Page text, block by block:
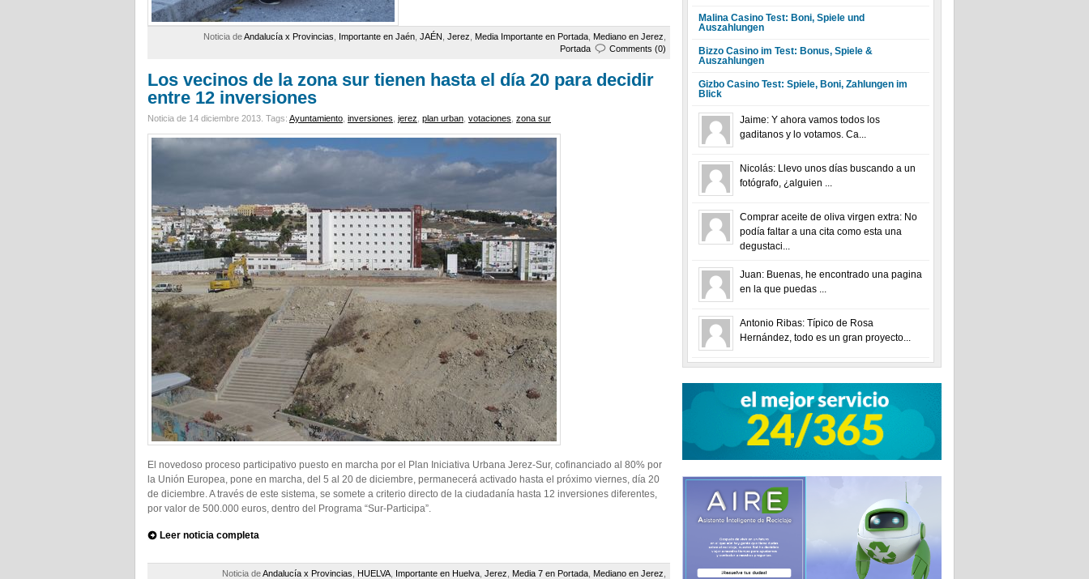
Noticia deAndalucía x Provincias Importante en Jaén JAÉN Jerez Media Importante en Portada Mediano en Jerez
Portada
Comments (0)
Los vecinos de la zona sur tienen hasta el día 20 para decidir
entre 12 inversiones
Noticia de 14 diciembre 2013. Tags: Ayuntamiento inversiones jerez plan urban votaciones zona sur
El novedoso proceso participativo puesto en marcha por el Plan Iniciativa Urbana Jerez-Sur, cofinanciado al 80% por
la Unión Europea, pone en marcha, del 5 al 20 de diciembre, permanecerá activado hasta el próximo viernes, día 20
de diciembre. A través de este sistema, se somete a criterio directo de la ciudadanía hasta 12 inversiones diferentes,
por valor de 500.000 euros, dentro del Programa “Sur-Participa”.
Leer noticia completa
Noticia deAndalucía x Provincias HUELVA Importante en Huelva Jerez Media 7 en Portada Mediano en Jerez
Malina Casino Test: Boni, Spiele und
Auszahlungen
Bizzo Casino im Test: Bonus, Spiele &
Auszahlungen
Gizbo Casino Test: Spiele, Boni, Zahlungen im
Blick
Jaime: Y ahora vamos todos los
gaditanos y lo votamos. Ca...
Nicolás: Llevo unos días buscando a un
fotógrafo, ¿alguien ...
Comprar aceite de oliva virgen extra: No
podía faltar a una cita como esta una
degustaci...
Juan: Buenas, he encontrado una pagina
en la que puedas ...
Antonio Ribas: Típico de Rosa
Hernández, todo es un gran proyecto...